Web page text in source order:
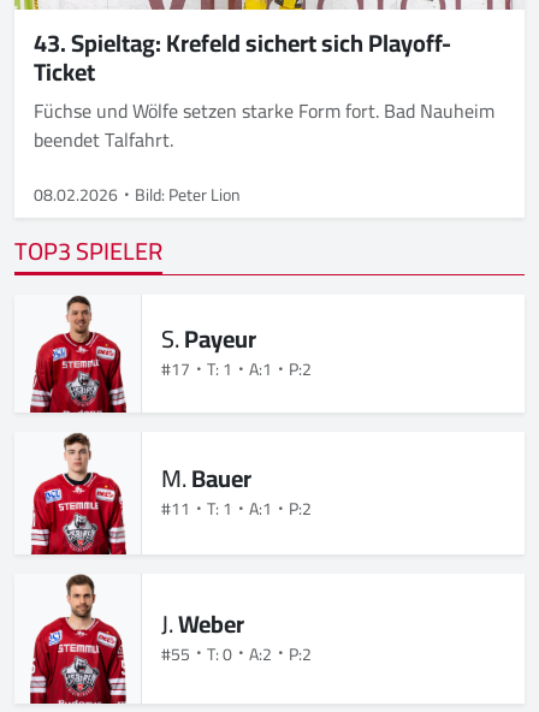
43. Spieltag: Krefeld sichert sich Playoff-
Ticket
Füchse und Wölfe setzen starke Form fort. Bad Nauheim
beendet Talfahrt.
08.02.2026 Bild: Peter Lion
TOP3 SPIELER
S.Payeur
#17 T: 1 A:1 P:2
M.Bauer
#11 T: 1 A:1 P:2
J.Weber
#55 T: 0 A:2 P:2